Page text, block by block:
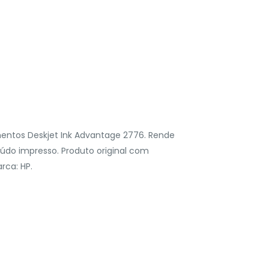
Deskjet Ink Advantage 2776. Rende
impresso. Produto original com
HP.